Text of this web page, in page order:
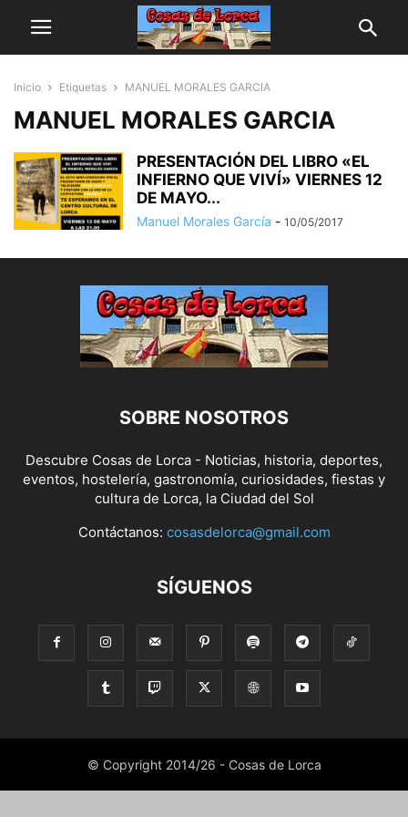
Inicio Etiquetas MANUEL MORALES GARCIA
MANUEL MORALES GARCIA
PRESENTACIÓN DEL LIBRO «EL
INFIERNO QUE VIVÍ» VIERNES 12
DE MAYO...
Manuel Morales García - 10/05/2017
SOBRE NOSOTROS
Descubre Cosas de Lorca - Noticias, historia, deportes,
eventos, hostelería, gastronomía, curiosidades, fiestas y
cultura de Lorca, la Ciudad del Sol
Contáctanos: cosasdelorca@gmail.com
SÍGUENOS
© Copyright 2014/26 - Cosas de Lorca